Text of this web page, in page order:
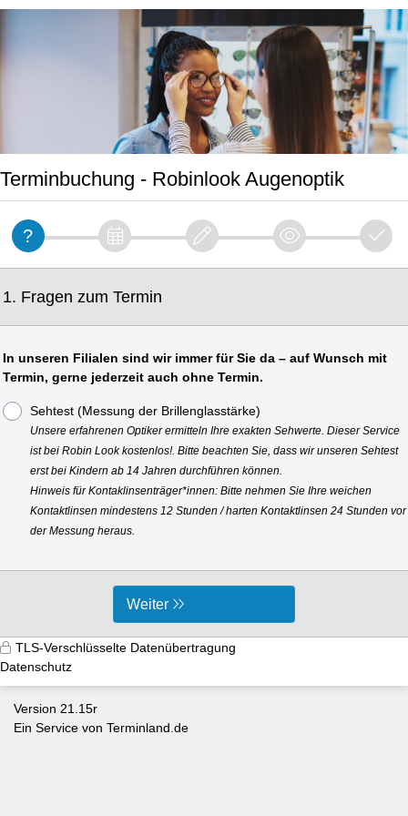
Terminbuchung - Robinlook Augenoptik
1. Fragen zum Termin
In unseren Filialen sind wir immer für Sie da – auf Wunsch mit
Termin, gerne jederzeit auch ohne Termin.
Sehtest (Messung der Brillenglasstärke)
Unsere erfahrenen Optiker ermitteln Ihre exakten Sehwerte. Dieser Service
ist bei Robin Look kostenlos!. Bitte beachten Sie, dass wir unseren Sehtest
erst bei Kindern ab 14 Jahren durchführen können.
Hinweis für Kontaklinsenträger*innen: Bitte nehmen Sie Ihre weichen
Kontaktlinsen mindestens 12 Stunden / harten Kontaktlinsen 24 Stunden vor
der Messung heraus.
Weiter
TLS-Verschlüsselte Datenübertragung
Datenschutz
Version 21.15r
Ein Service von Terminland.de